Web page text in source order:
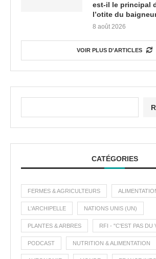
est-il le principal
l’otite du
8 août 2026
VOIR PLUS D'ARTICLES
CATÉGORIES
FERMES & AGRICULTEURS
L'ARCHIPELLE NATIONS UNIS (UN)
PLANTES & ARBRES RFI - "C'EST PAS DU
PODCAST NUTRITION & ALIMENTATION